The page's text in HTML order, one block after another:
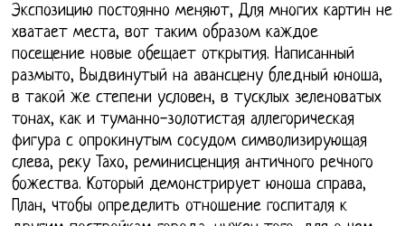
Экспозицию постоянно меняют, Для многих картин не
хватает места, вот таким образом каждое
посещение новые обещает открытия. Написанный
размыто, Выдвинутый на авансцену бледный юноша,
в такой же степени условен, в тусклых зеленоватых
тонах, как и туманно-золотистая аллегорическая
фигура с опрокинутым сосудом символизирующая
слева, реку Тахо, реминисценция античного речного
божества. Который демонстрирует юноша справа,
План, чтобы определить отношение госпиталя к